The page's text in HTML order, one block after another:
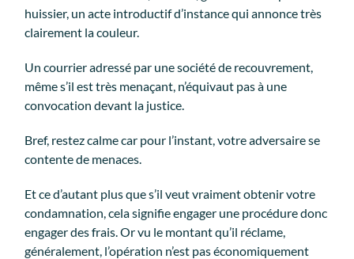
huissier, un acte introductif d’instance qui annonce très
clairement la couleur.
Un courrier adressé par une société de recouvrement,
même s’il est très menaçant, n’équivaut pas à une
convocation devant la justice.
Bref, restez calme car pour l’instant, votre adversaire se
contente de menaces.
Et ce d’autant plus que s’il veut vraiment obtenir votre
condamnation, cela signifie engager une procédure donc
engager des frais. Or vu le montant qu’il réclame,
généralement, l’opération n’est pas économiquement